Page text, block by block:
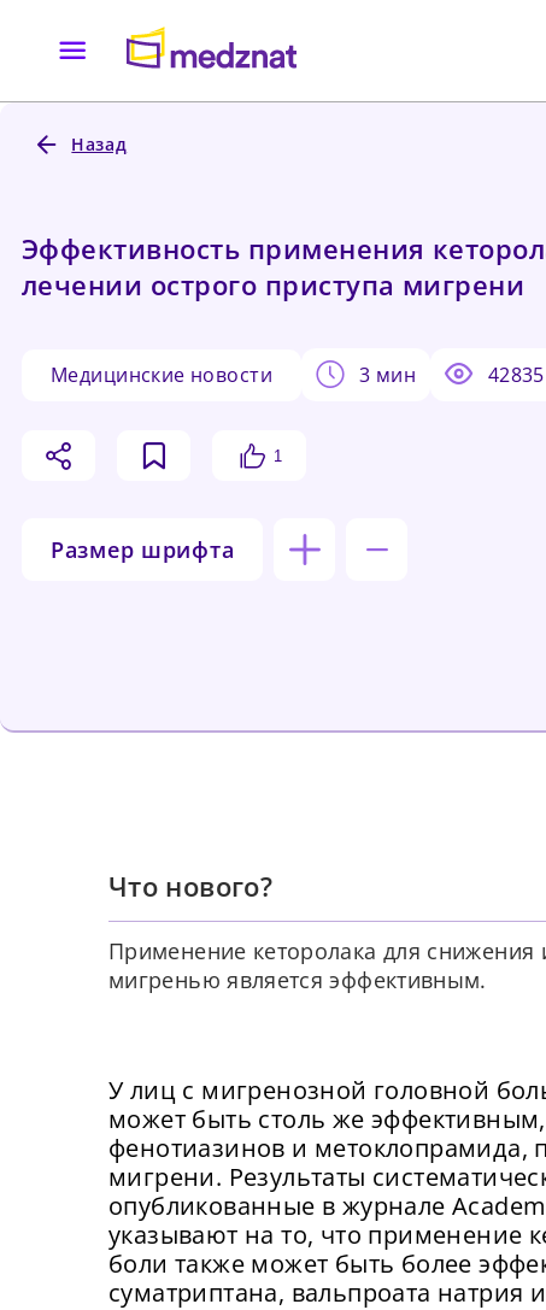
Назад
Эффективность применения
лечении острого приступа мигрени
медицинские новости 3 мин 42835
1
Размер шрифта
Что нового?
Применение кеторолака для снижения
мигренью является эффективным.
У лиц с мигренозной головной
может быть столь же
фенотиазинов и метоклопрамида,
мигрени. Результаты
опубликованные в журнале
указывают на то, что применение
боли также может быть более
суматриптана, вальпроата натрия